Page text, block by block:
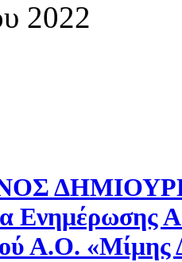
2022
Ενημέρωσης
Α.Ο. «Μίμης